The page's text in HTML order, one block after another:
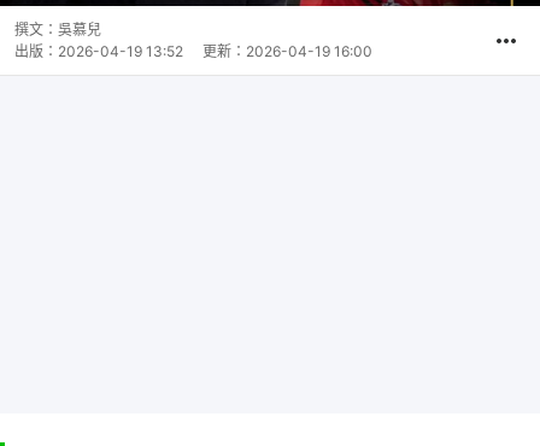
撰文： 吳慕兒
出版： 2026-04-19 13:52 更新： 2026-04-19 16:00